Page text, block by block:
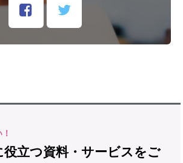
役立つ資料・サービスをご